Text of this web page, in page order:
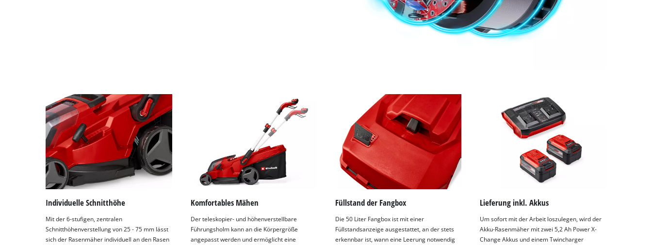
Individuelle Schnitthöhe
Mit der 6-stufigen, zentralen
Schnitthöhenverstellung von 25 - 75 mm lässt
sich der Rasenmäher individuell an den Rasen
Komfortables Mähen
Der teleskopier- und höhenverstellbare
Führungsholm kann an die Körpergröße
angepasst werden und ermöglicht eine
Füllstand der Fangbox
Die 50 Liter Fangbox ist mit einer
Füllstandsanzeige ausgestattet, an der stets
erkennbar ist, wann eine Leerung notwendig
Lieferung inkl. Akkus
Um sofort mit der Arbeit loszulegen, wird der
Akku-Rasenmäher mit zwei 5,2 Ah Power X-
Change Akkus und einem Twincharger